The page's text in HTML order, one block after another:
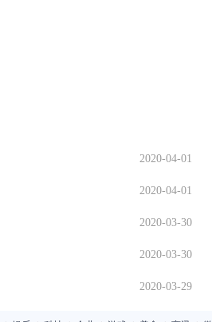
2020-04-01
2020-04-01
2020-03-30
2020-03-30
2020-03-29